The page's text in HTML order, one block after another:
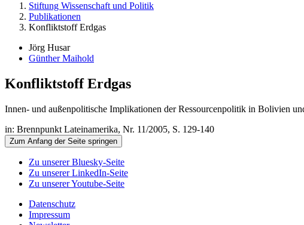
Stiftung Wissenschaft und Politik
Publikationen
Konfliktstoff Erdgas
Jörg Husar
Günther Maihold
Konfliktstoff Erdgas
Innen- und außenpolitische Implikationen der Ressourcenpolitik in Bolivien
in: Brennpunkt Lateinamerika, Nr. 11/2005, S. 129-140
Zum Anfang der Seite springen
Zu unserer Bluesky-Seite
Zu unserer LinkedIn-Seite
Zu unserer Youtube-Seite
Datenschutz
Impressum